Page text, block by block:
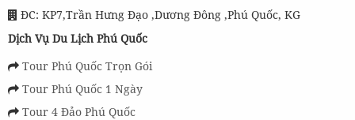
ĐC: KP7,Trần Hưng Đạo ,Dương Đông ,Phú Quốc, KG
Dịch Vụ Du Lịch Phú Quốc
Tour Phú Quốc Trọn Gói
Tour Phú Quốc 1 Ngày
Tour 4 Đảo Phú Quốc